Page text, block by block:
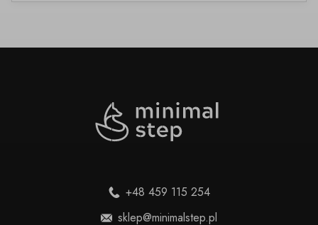
+48 459 115 254
sklep@minimalstep.pl